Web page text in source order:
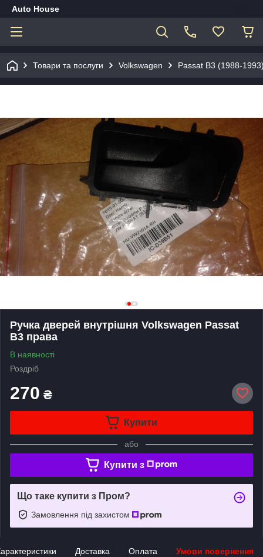
Auto House
Товари та послуги Volkswagen Passat B3 (1988-
Ручка дверей внутрішня Volkswagen Passat
B3 права
В наявності
Роздріб
270 ₴
Купити
або
Купити з
Що таке купити з Пром?
Замовлення під захистом
Доставка Оплата Умови повернення